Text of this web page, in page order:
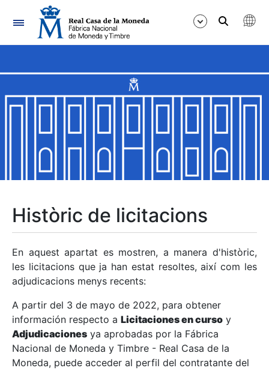
Navegació
Mostra/Amaga
Mostra/Amaga
Mostra/Amaga
Mostra/Amaga
Mostra/Amaga
Històric de licitacions
En aquest apartat es mostren, a manera d'històric,
les licitacions que ja han estat resoltes, així com les
adjudicacions menys recents:
A partir del 3 de mayo de 2022, para obtener
información respecto a Licitaciones en curso y
Adjudicaciones ya aprobadas por la Fábrica
Nacional de Moneda y Timbre - Real Casa de la
Moneda, puede acceder al perfil del contratante del